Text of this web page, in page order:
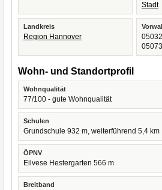
Stadt
Landkreis
Region Hannover
Wohn- und Standortprofil
Wohnqualität
77/100 - gute Wohnqualität
Schulen
Grundschule 932 m, weiterführend 5,4 km
ÖPNV
Eilvese Hestergarten 566 m
Breitband